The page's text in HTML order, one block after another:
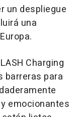
un despliegue
una
Charging
barreras para
emocionantes